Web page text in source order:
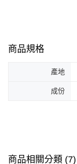
商品規格
產地
成份
商品相關分類 (7)